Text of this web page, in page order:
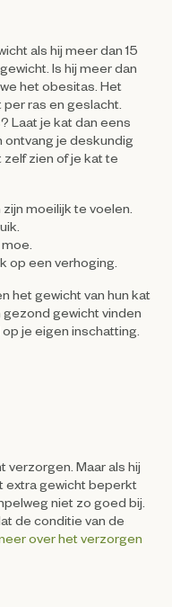
als hij meer dan 15
Is hij meer dan
het obesitas. Het
ras en geslacht.
Laat je kat dan eens
ontvang je deskundig
zien of je kat te
moeilijk te voelen.
op een verhoging.
het gewicht van hun kat
gewicht vinden
je eigen inschatting.
verzorgen. Maar als hij
extra gewicht beperkt
niet zo goed bij.
de conditie van de
over het verzorgen